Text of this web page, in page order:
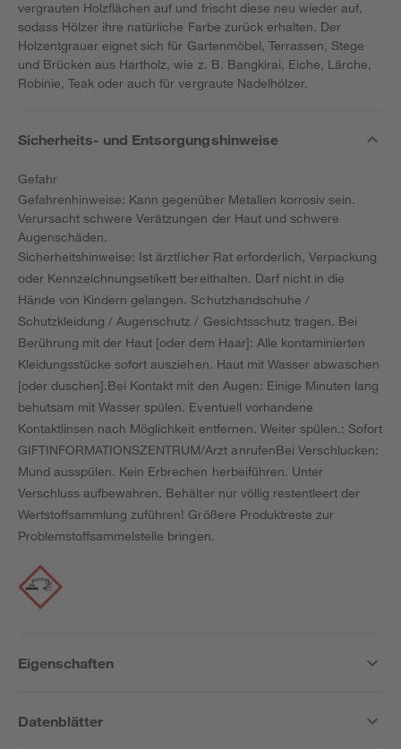
vergrauten Holzflächen auf und frischt diese neu wieder auf,
sodass Hölzer ihre natürliche Farbe zurück erhalten. Der
Holzentgrauer eignet sich für Gartenmöbel, Terrassen, Stege
und Brücken aus Hartholz, wie z. B. Bangkirai, Eiche, Lärche,
Robinie, Teak oder auch für vergraute Nadelhölzer.
Sicherheits- und Entsorgungshinweise
Gefahr
Gefahrenhinweise: Kann gegenüber Metallen korrosiv sein.
Verursacht schwere Verätzungen der Haut und schwere
Augenschäden.
Sicherheitshinweise: Ist ärztlicher Rat erforderlich, Verpackung
oder Kennzeichnungsetikett bereithalten. Darf nicht in die
Hände von Kindern gelangen. Schutzhandschuhe /
Schutzkleidung / Augenschutz / Gesichtsschutz tragen. Bei
Berührung mit der Haut [oder dem Haar]: Alle kontaminierten
Kleidungsstücke sofort ausziehen. Haut mit Wasser abwaschen
[oder duschen].Bei Kontakt mit den Augen: Einige Minuten lang
behutsam mit Wasser spülen. Eventuell vorhandene
Kontaktlinsen nach Möglichkeit entfernen. Weiter spülen.: Sofort
GIFTINFORMATIONSZENTRUM/Arzt anrufenBei Verschlucken:
Mund ausspülen. Kein Erbrechen herbeiführen. Unter
Verschluss aufbewahren. Behälter nur völlig restentleert der
Wertstoffsammlung zuführen! Größere Produktreste zur
Problemstoffsammelstelle bringen.
Eigenschaften
Datenblätter